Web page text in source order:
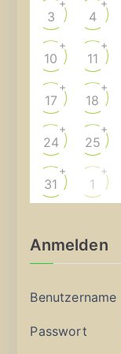
3
+
4
+
10
+
11
+
17
+
18
+
24
+
25
+
31
+
1
+
Anmelden
Benutzername
Passwort